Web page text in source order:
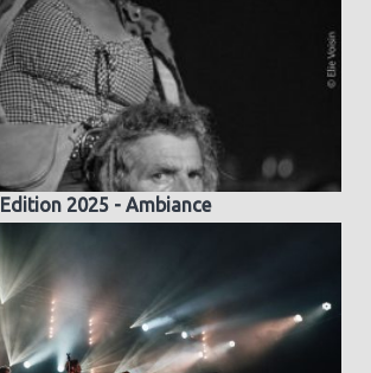
Edition 2025 - Ambiance